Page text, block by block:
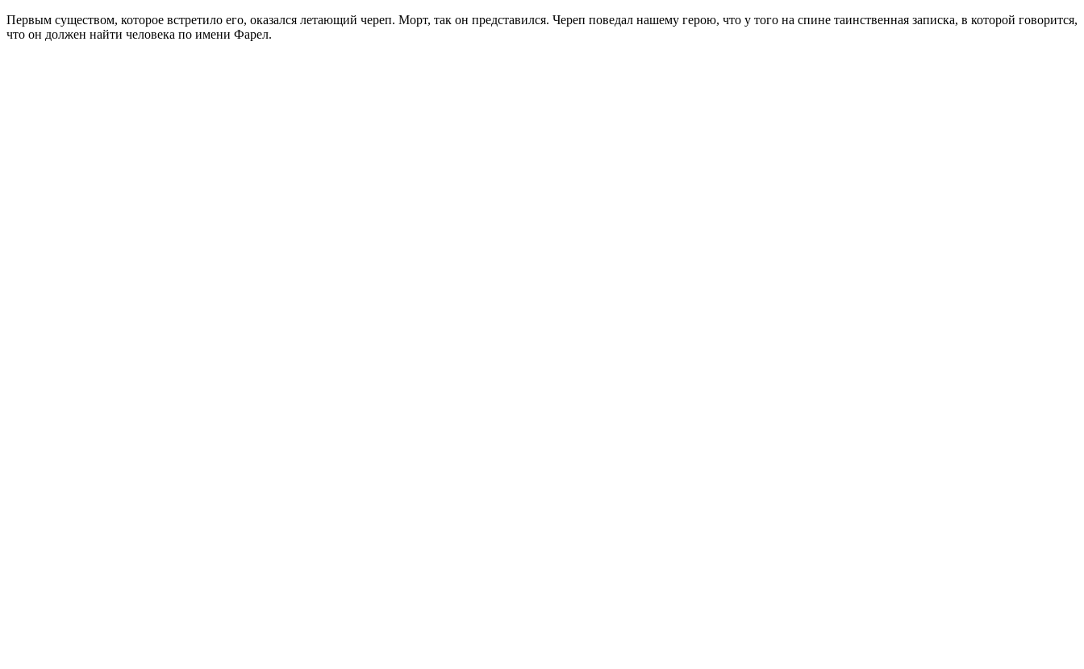
Первым существом, которое встретило его, оказался летающий череп. Морт, так он представился. Череп поведал нашему герою, что у того на спине таинственная записка, в которой говорится,
что он должен найти человека по имени Фарел.